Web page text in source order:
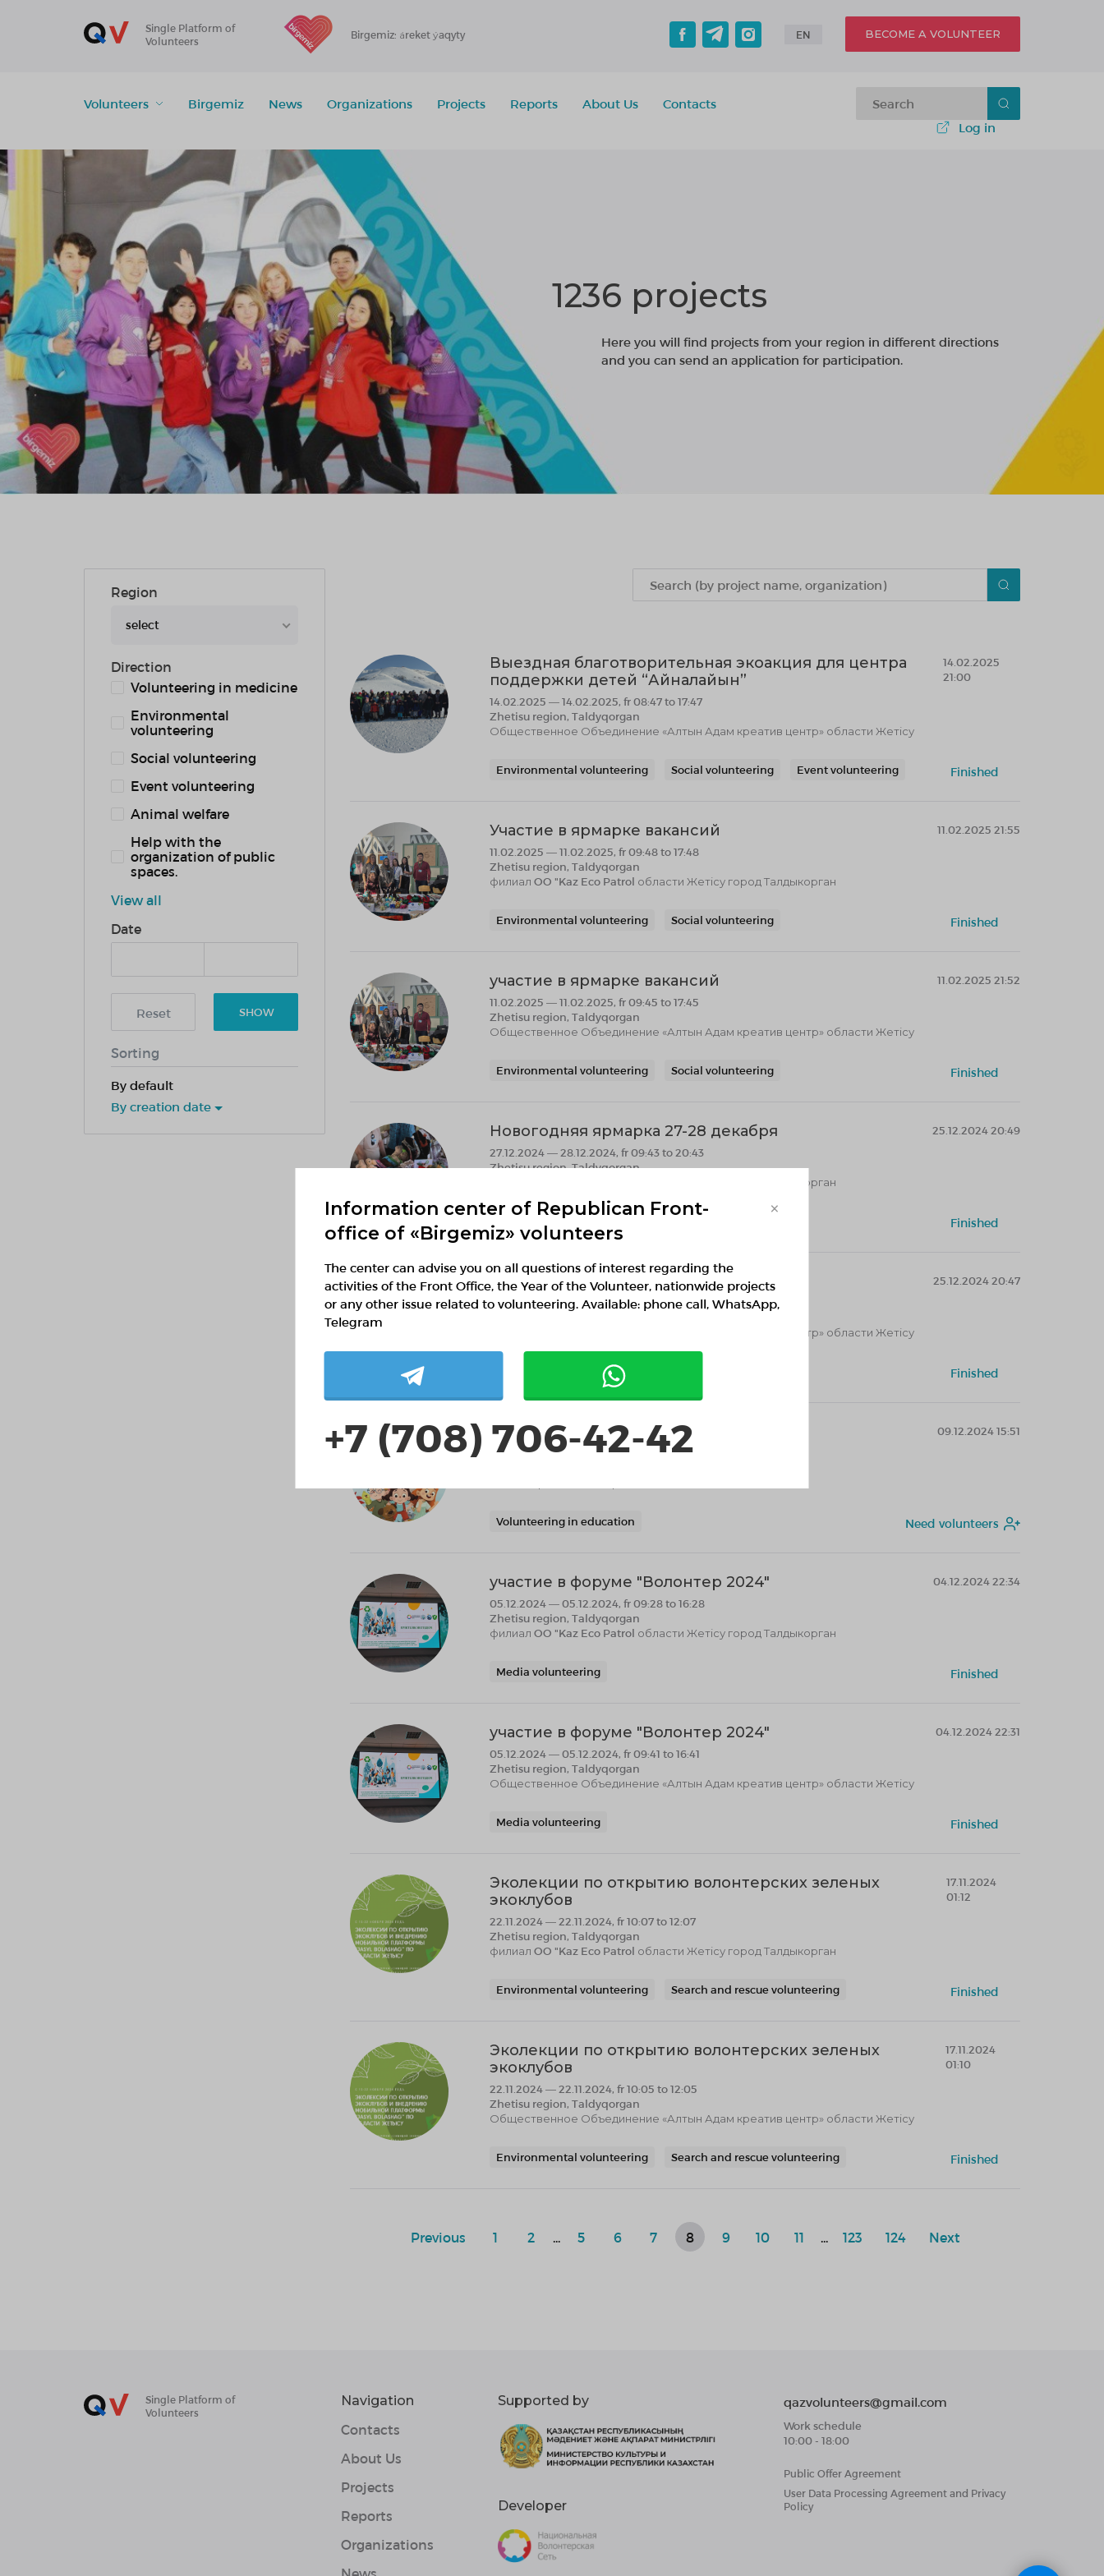
Single Platform of
Volunteers
Birgemiz: áreket ýaqyty EN BECOME A VOLUNTEER
Volunteers Birgemiz News Organizations Projects Reports About Us
Contacts
Log in
1236 projects
Here you will find projects from your region in different directions
and you can send an application for participation.
Region
select
Direction
Volunteering in medicine
Environmental
volunteering
Social volunteering
Event volunteering
Animal welfare
Help with the
organization of public
spaces.
View all
Date
Reset SHOW
Sorting
By default
By creation date
Выездная благотворительная экоакция для центра
поддержки детей “Айналайын”
14.02.2025 — 14.02.2025, fr 08:47 to 17:47
Zhetisu region, Taldyqorgan
Общественное Объединение «Алтын Адам креатив центр» области Жетісу
Environmental volunteering Social volunteering Event volunteering
14.02.2025
21:00
Finished
Участие в ярмарке вакансий
11.02.2025 — 11.02.2025, fr 09:48 to 17:48
Zhetisu region, Taldyqorgan
филиал OO "Kaz Eco Patrol области Жетісу город Талдыкорган
Environmental volunteering Social volunteering
11.02.2025 21:55
Finished
участие в ярмарке вакансий
11.02.2025 — 11.02.2025, fr 09:45 to 17:45
Zhetisu region, Taldyqorgan
Общественное Объединение «Алтын Адам креатив центр» области Жетісу
Environmental volunteering Social volunteering
11.02.2025 21:52
Finished
Новогодняя ярмарка 27-28 декабря
27.12.2024 — 28.12.2024, fr 09:43 to 20:43
Zhetisu region, Taldyqorgan
филиал OO "Kaz Eco Patrol области Жетісу город Талдыкорган
Environmental volunteering
25.12.2024 20:49
Finished
Новогодняя ярмарка 27-28 декабря
27.12.2024 — 28.12.2024, fr 09:35 to 20:35
Общественное Объединение «Алтын Адам креатив центр» области Жетісу
Environmental volunteering
25.12.2024 20:47
Finished
Волонтеры-Репетиторы
09.12.2024 — 09.05.2028, fr 13:46 to 13:46
Volunteering in education
09.12.2024 15:51
Need volunteers
участие в форуме "Волонтер 2024"
05.12.2024 — 05.12.2024, fr 09:28 to 16:28
Zhetisu region, Taldyqorgan
филиал OO "Kaz Eco Patrol области Жетісу город Талдыкорган
Media volunteering
04.12.2024 22:34
Finished
участие в форуме "Волонтер 2024"
05.12.2024 — 05.12.2024, fr 09:41 to 16:41
Zhetisu region, Taldyqorgan
Общественное Объединение «Алтын Адам креатив центр» области Жетісу
Media volunteering
04.12.2024 22:31
Finished
Эколекции по открытию волонтерских зеленых
экоклубов
22.11.2024 — 22.11.2024, fr 10:07 to 12:07
Zhetisu region, Taldyqorgan
филиал OO "Kaz Eco Patrol области Жетісу город Талдыкорган
Environmental volunteering Search and rescue volunteering
17.11.2024
01:12
Finished
Эколекции по открытию волонтерских зеленых
экоклубов
22.11.2024 — 22.11.2024, fr 10:05 to 12:05
Zhetisu region, Taldyqorgan
Общественное Объединение «Алтын Адам креатив центр» области Жетісу
Environmental volunteering Search and rescue volunteering
17.11.2024
01:10
Finished
Previous 1 2 5 6 7 8 9 10 11 123 124 Next
Single Platform of
Volunteers
Navigation
Contacts
About Us
Projects
Reports
Organizations
Supported by
Developer
qazvolunteers@gmail.com
Work schedule
10:00 - 18:00
Public Offer Agreement
User Data Processing Agreement and Privacy
Policy
Information center of Republican Front-
office of «Birgemiz» volunteers
×
The center can advise you on all questions of interest regarding the
activities of the Front Office, the Year of the Volunteer, nationwide projects
or any other issue related to volunteering. Available: phone call, WhatsApp,
Telegram
+7 (708) 706-42-42